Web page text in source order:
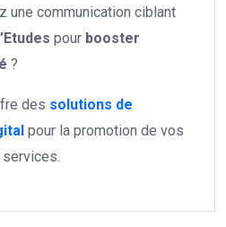
une communication ciblant
pour booster
?
des solutions de
pour la promotion de vos